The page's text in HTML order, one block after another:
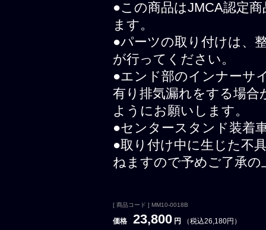
●この商品はJMCA認定
ます。
●パーツの取り付けは、
が行ってください。
●エンド部のインナーサ
有り排気漏れをする場
ようにお願いします。
●センタースタンド装着
●取り付け中に生じた不
ねますので予めご了承
[ 商品コード ] MM10-0018B
価格 23,800 円 （税込26,180円）